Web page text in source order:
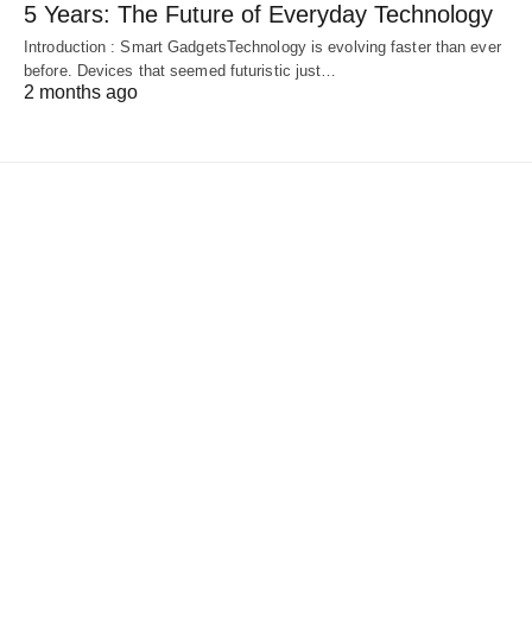
5 Years: The Future of Everyday Technology
Introduction : Smart GadgetsTechnology is evolving faster than ever
before. Devices that seemed futuristic just…
2 months ago